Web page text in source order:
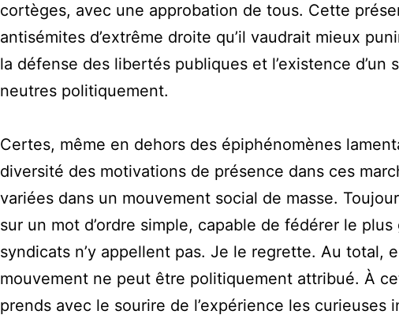
cortèges, avec une approbation de tous. Cette
antisémites d’extrême droite qu’il vaudrait mieux
la défense des libertés publiques et l’existence
neutres politiquement.
Certes, même en dehors des épiphénomènes
diversité des motivations de présence dans ces
variées dans un mouvement social de masse.
sur un mot d’ordre simple, capable de fédérer le
syndicats n’y appellent pas. Je le regrette. Au total,
mouvement ne peut être politiquement attribué. À
prends avec le sourire de l’expérience les curieuses